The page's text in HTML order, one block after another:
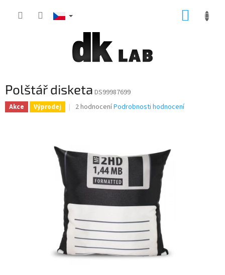
Polštář disketa DS99987699
Akce Výprodej
Průměrné
z
hvězdiček.
2 hodnoceníPodrobnosti hodnocení